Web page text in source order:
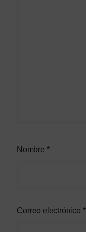
Nombre *
Correo electrónico *